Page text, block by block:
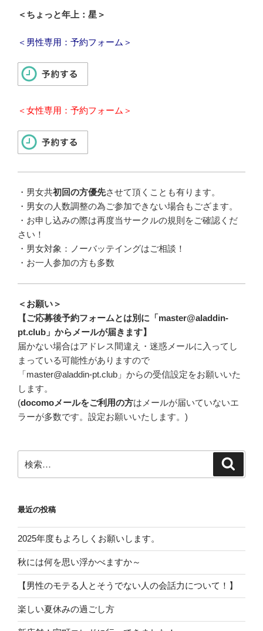
＜ちょっと年上：星＞
＜男性専用：予約フォーム＞
＜女性専用：予約フォーム＞
・男女共初回の方優先させて頂くことも有ります。
・男女の人数調整の為ご参加できない場合もござます。
・お申し込みの際は再度当サークルの規則をご確認くだ
さい！
・男女対象：ノーバッテイングはご相談！
・お一人参加の方も多数
＜お願い＞
【ご応募後予約フォームとは別に「master@aladdin-
pt.club」からメールが届きます】
届かない場合はアドレス間違え・迷惑メールに入ってし
まっている可能性がありますので
「master@aladdin-pt.club」からの受信設定をお願いいた
します。
(docomoメールをご利用の方はメールが届いていないエ
ラーが多数です。設定お願いいたします。)
索:
最近の投稿
2025年度もよろしくお願いします。
秋には何を思い浮かべますか～
【男性のモテる人とそうでない人の会話力について！】
楽しい夏休みの過ごし方